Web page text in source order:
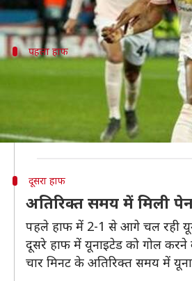
पहला हाफ
दूसरे मिनट में ही यूनाइटेड ने
पहला लेग 2-0 से हारने के बाद
भले ही टीम चोटिल खिलड़ियों
12वें मिनट में हुआन बर्नाट ने गोल
दूसरा हाफ
अतिरिक्त समय में मिली
पहले हाफ में 2-1 से आगे चल रही
दूसरे हाफ में यूनाइटेड को गोल करने
चार मिनट के अतिरिक्त समय में